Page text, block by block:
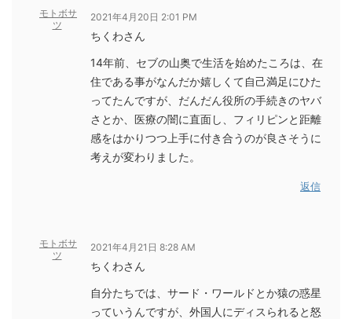
モトボサ
ツ
2021年4月20日 2:01 PM
ちくわさん
14年前、セブの山奥で生活を始めたころは、在
住である事がなんだか嬉しくて自己満足にひた
ってたんですが、だんだん役所の手続きのヤバ
さとか、医療の闇に直面し、フィリピンと距離
感をはかりつつ上手に付き合うのが良さそうに
考えが変わりました。
返信
モトボサ
ツ
2021年4月21日 8:28 AM
ちくわさん
自分たちでは、サード・ワールドとか猿の惑星
っていうんですが、外国人にディスられると怒